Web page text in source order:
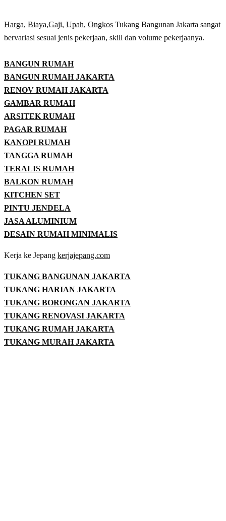
Harga, Biaya,Gaji, Upah, Ongkos Tukang Bangunan Jakarta sangat
bervariasi sesuai jenis pekerjaan, skill dan volume pekerjaanya.
BANGUN RUMAH
BANGUN RUMAH JAKARTA
RENOV RUMAH JAKARTA
GAMBAR RUMAH
ARSITEK RUMAH
PAGAR RUMAH
KANOPI RUMAH
TANGGA RUMAH
TERALIS RUMAH
BALKON RUMAH
KITCHEN SET
PINTU JENDELA
JASA ALUMINIUM
DESAIN RUMAH MINIMALIS
Kerja ke Jepang kerjajepang.com
TUKANG BANGUNAN JAKARTA
TUKANG HARIAN JAKARTA
TUKANG BORONGAN JAKARTA
TUKANG RENOVASI JAKARTA
TUKANG RUMAH JAKARTA
TUKANG MURAH JAKARTA